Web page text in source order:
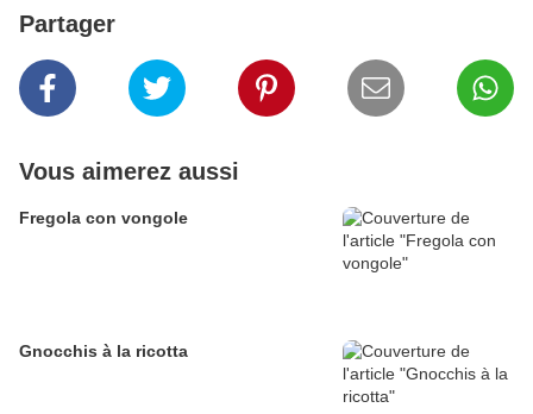
Partager
Vous aimerez aussi
Fregola con vongole
Gnocchis à la ricotta